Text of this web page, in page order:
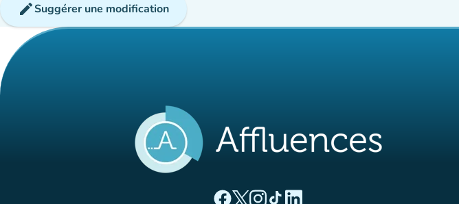
editSuggérer une modification
(nouvel onglet)
(nouvel onglet)
(nouvel onglet)
(nouvel onglet)